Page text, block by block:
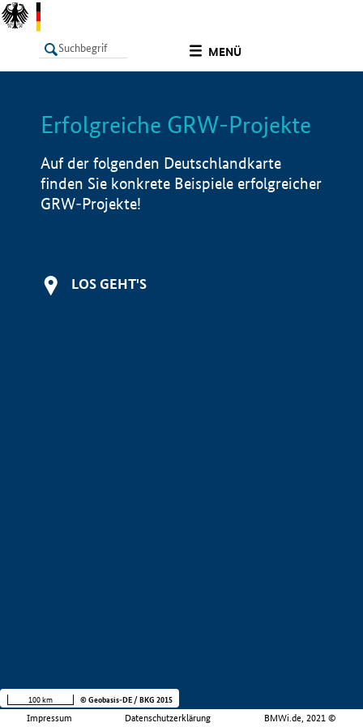
MENÜ
LISTE Info
Erfolgreiche GRW-Projekte
Auf der folgenden Deutschlandkarte
finden Sie konkrete Beispiele erfolgreicher
GRW-Projekte!
LOS GEHT'S
Impressum Datenschutzerklärung BMWi.de, 2021 ©
100 km © Geobasis-DE / BKG 2015